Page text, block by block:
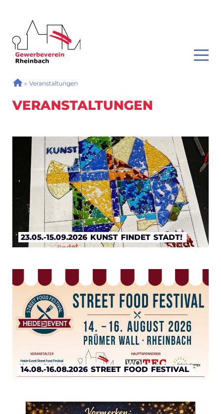
SIE SIND HIER
» Veranstaltungen
VERANSTALTUNGEN
23.05.-15.09.2026 KUNST FINDET STADT!
14.08.-16.08.2026 STREET FOOD FESTIVAL